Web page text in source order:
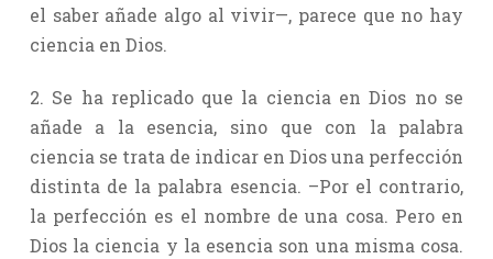
el saber añade algo al vivir—, parece que no hay
ciencia en Dios.
2. Se ha replicado que la ciencia en Dios no se
añade a la esencia, sino que con la palabra
ciencia se trata de indicar en Dios una perfección
distinta de la palabra esencia. –Por el contrario,
la perfección es el nombre de una cosa. Pero en
Dios la ciencia y la esencia son una misma cosa.